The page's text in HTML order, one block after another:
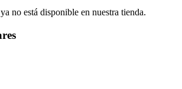
no está disponible en nuestra tienda.